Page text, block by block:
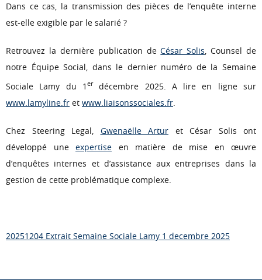
Dans ce cas, la transmission des pièces de l’enquête interne
est-elle exigible par le salarié ?
Retrouvez la dernière publication deCésar Solis, Counsel de
notre Équipe Social, dans le dernier numéro de la Semaine
Sociale Lamy du 1 erdécembre 2025. A lire en ligne sur
www.lamyline.fr et www.liaisonssociales.fr
Chez Steering Legal, Gwenaëlle Artur et César Solis ont
développé une expertise en matière de mise en œuvre
d’enquêtes internes et d’assistance aux entreprises dans la
gestion de cette problématique complexe.
20251204 Extrait Semaine Sociale Lamy 1 decembre 2025